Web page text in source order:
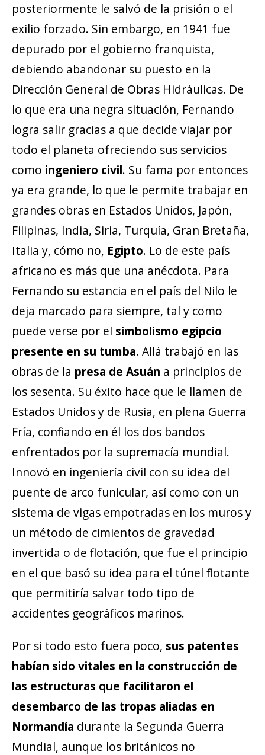
posteriormente le salvó de la prisión o el
exilio forzado. Sin embargo, en 1941 fue
depurado por el gobierno franquista,
debiendo abandonar su puesto en la
Dirección General de Obras Hidráulicas. De
lo que era una negra situación, Fernando
logra salir gracias a que decide viajar por
todo el planeta ofreciendo sus servicios
como ingeniero civil. Su fama por entonces
ya era grande, lo que le permite trabajar en
grandes obras en Estados Unidos, Japón,
Filipinas, India, Siria, Turquía, Gran Bretaña,
Italia y, cómo no, Egipto. Lo de este país
africano es más que una anécdota. Para
Fernando su estancia en el país del Nilo le
deja marcado para siempre, tal y como
puede verse por el simbolismo egipcio
presente en su tumba. Allá trabajó en las
obras de la presa de Asuán a principios de
los sesenta. Su éxito hace que le llamen de
Estados Unidos y de Rusia, en plena Guerra
Fría, confiando en él los dos bandos
enfrentados por la supremacía mundial.
Innovó en ingeniería civil con su idea del
puente de arco funicular, así como con un
sistema de vigas empotradas en los muros y
un método de cimientos de gravedad
invertida o de flotación, que fue el principio
en el que basó su idea para el túnel flotante
que permitiría salvar todo tipo de
accidentes geográficos marinos.
Por si todo esto fuera poco, sus patentes
habían sido vitales en la construcción de
las estructuras que facilitaron el
desembarco de las tropas aliadas en
Normandía durante la Segunda Guerra
Mundial, aunque los británicos no